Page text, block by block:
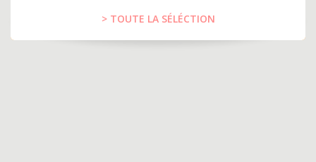
> TOUTE LA SÉLÉCTION